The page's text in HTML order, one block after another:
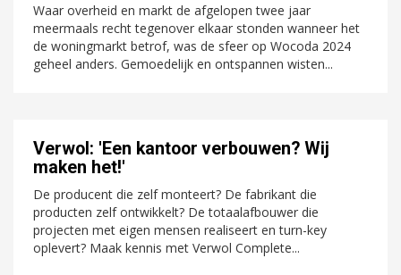
Waar overheid en markt de afgelopen twee jaar
meermaals recht tegenover elkaar stonden wanneer het
de woningmarkt betrof, was de sfeer op Wocoda 2024
geheel anders. Gemoedelijk en ontspannen wisten...
Verwol: 'Een kantoor verbouwen? Wij
maken het!'
De producent die zelf monteert? De fabrikant die
producten zelf ontwikkelt? De totaalafbouwer die
projecten met eigen mensen realiseert en turn-key
oplevert? Maak kennis met Verwol Complete...